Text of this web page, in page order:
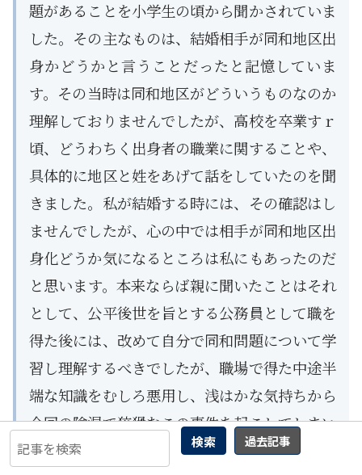
検索 過去記事
題があることを小学生の頃から聞かされていま
した。その主なものは、結婚相手が同和地区出
身かどうかと言うことだったと記憶していま
す。その当時は同和地区がどういうものなのか
理解しておりませんでしたが、高校を卒業すｒ
頃、どうわちく出身者の職業に関することや、
具体的に地区と姓をあげて話をしていたのを聞
きました。私が結婚する時には、その確認はし
ませんでしたが、心の中では相手が同和地区出
身化どうか気になるところは私にもあったのだ
と思います。本来ならば親に聞いたことはそれ
として、公平後世を旨とする公務員として職を
得た後には、改めて自分で同和問題について学
習し理解するべきでしたが、職場で得た中途半
端な知識をむしろ悪用し、浅はかな気持ちから
今回の陰湿で狡猾なこの事件を起こしてしまい
ました。このように私の奥底には大人になって